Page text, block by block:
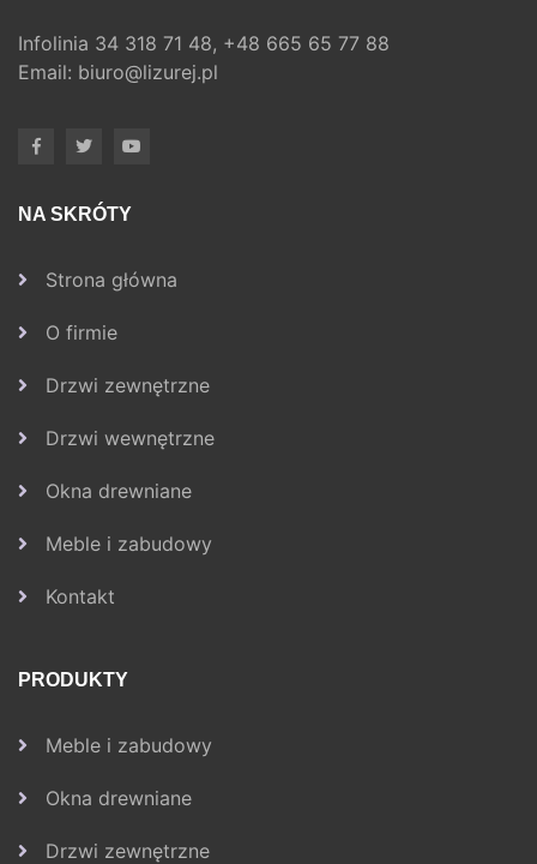
Infolinia 34 318 71 48, +48 665 65 77 88
Email: biuro@lizurej.pl
NA SKRÓTY
Strona główna
O firmie
Drzwi zewnętrzne
Drzwi wewnętrzne
Okna drewniane
Meble i zabudowy
Kontakt
PRODUKTY
Meble i zabudowy
Okna drewniane
Drzwi zewnętrzne